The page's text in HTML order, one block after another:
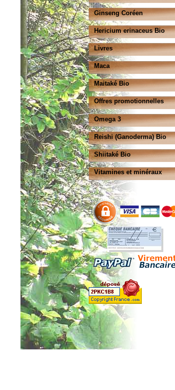
Ginseng Coréen
Hericium erinaceus Bio
Livres
Maca
Maitaké Bio
Offres promotionnelles
Omega 3
Reishi (Ganoderma) Bio
Shiitaké Bio
Vitamines et minéraux